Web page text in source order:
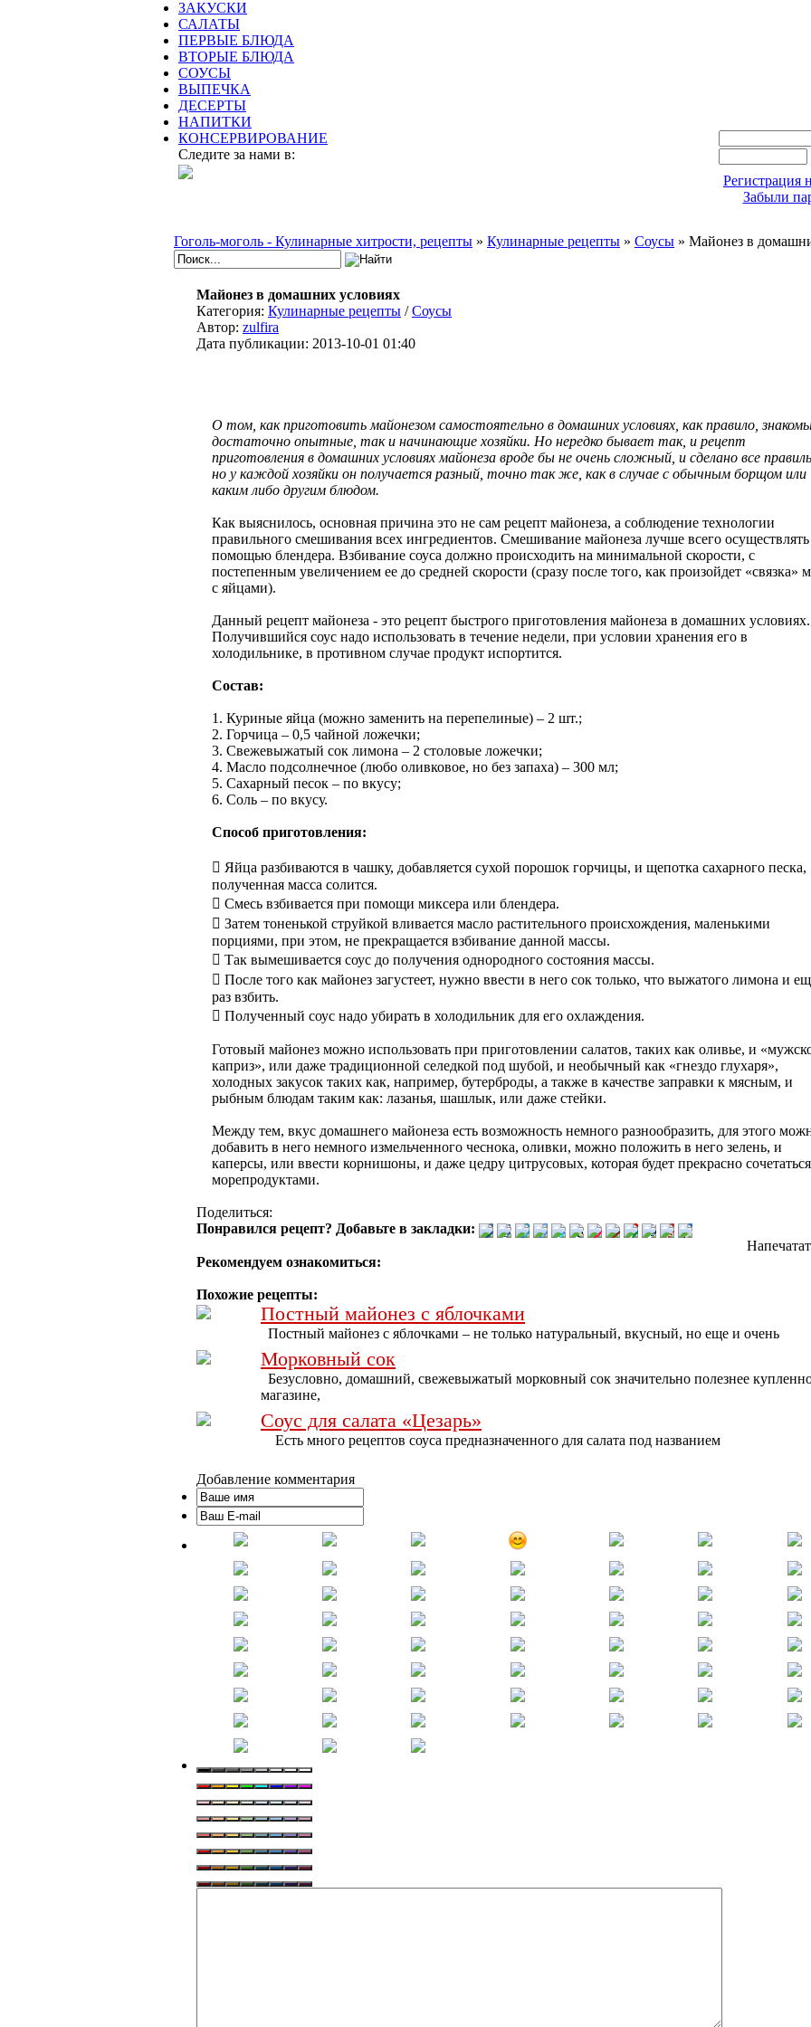
ЗАКУСКИ
САЛАТЫ
ПЕРВЫЕ БЛЮДА
ВТОРЫЕ БЛЮДА
СОУСЫ
ВЫПЕЧКА
ДЕСЕРТЫ
НАПИТКИ
КОНСЕРВИРОВАНИЕ
Следите за нами в:
Регистрация
Забыли
Гоголь-моголь - Кулинарные хитрости, рецепты » Кулинарные рецепты » Соусы » Майонез в
Майонез в домашних условиях
Категория: Кулинарные рецепты /Соусы
Автор: zulfira
Дата публикации: 2013-10-01 01:40
О том, как приготовить майонезом самостоятельно в домашних условиях, как правило,
достаточно опытные, так и начинающие хозяйки. Но нередко бывает так, и рецепт
приготовления в домашних условиях майонеза вроде бы не очень сложный, и сделано все
но у каждой хозяйки он получается разный, точно так же, как в случае с обычным борщом или
каким либо другим блюдом.
Как выяснилось, основная причина это не сам рецепт майонеза, а соблюдение технологии
правильного смешивания всех ингредиентов. Смешивание майонеза лучше всего осуществлять
помощью блендера. Взбивание соуса должно происходить на минимальной скорости, с
постепенным увеличением ее до средней скорости (сразу после того, как произойдет «связка»
с яйцами).
Данный рецепт майонеза - это рецепт быстрого приготовления майонеза в домашних условиях.
Получившийся соус надо использовать в течение недели, при условии хранения его в
холодильнике, в противном случае продукт испортится.
Состав:
1. Куриные яйца (можно заменить на перепелиные) – 2 шт.;
2. Горчица – 0,5 чайной ложечки;
3. Свежевыжатый сок лимона – 2 столовые ложечки;
4. Масло подсолнечное (любо оливковое, но без запаха) – 300 мл;
5. Сахарный песок – по вкусу;
6. Соль – по вкусу.
Способ приготовления:
 Яйца разбиваются в чашку, добавляется сухой порошок горчицы, и щепотка сахарного песка,
полученная масса солится.
 Смесь взбивается при помощи миксера или блендера.
 Затем тоненькой струйкой вливается масло растительного происхождения, маленькими
порциями, при этом, не прекращается взбивание данной массы.
 Так вымешивается соус до получения однородного состояния массы.
 После того как майонез загустеет, нужно ввести в него сок только, что выжатого лимона и
раз взбить.
 Полученный соус надо убирать в холодильник для его охлаждения.
Готовый майонез можно использовать при приготовлении салатов, таких как оливье, и
каприз», или даже традиционной селедкой под шубой, и необычный как «гнездо глухаря»,
холодных закусок таких как, например, бутерброды, а также в качестве заправки к мясным, и
рыбным блюдам таким как: лазанья, шашлык, или даже стейки.
Между тем, вкус домашнего майонеза есть возможность немного разнообразить, для этого
добавить в него немного измельченного чеснока, оливки, можно положить в него зелень, и
каперсы, или ввести корнишоны, и даже цедру цитрусовых, которая будет прекрасно
морепродуктами.
Поделиться:
Понравился рецепт? Добавьте в закладки:
Рекомендуем ознакомиться:
Похожие рецепты:
Постный майонез с яблочками
Постный майонез с яблочками – не только натуральный, вкусный, но еще и очень
Морковный сок
Безусловно, домашний, свежевыжатый морковный сок значительно полезнее
магазине,
Соус для салата «Цезарь»
Есть много рецептов соуса предназначенного для салата под названием
Добавление комментария